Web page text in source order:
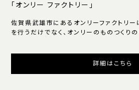
「オンリー ファクトリー」
佐賀県武雄市にあるオンリーファクトリー
を行うだけでなく、オンリーのものつくりの
詳細はこちら